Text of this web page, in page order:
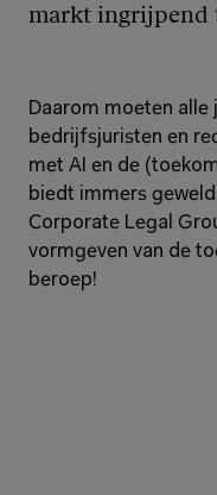
markt ingrijpend
Daarom moeten alle
bedrijfsjuristen en
met AI en de
biedt immers
Corporate Legal
vormgeven van de
beroep!